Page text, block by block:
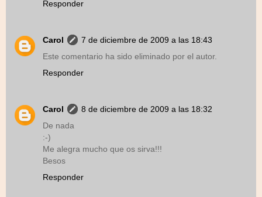
Responder
Carol
7 de diciembre de 2009 a las 18:43
Este comentario ha sido eliminado por el autor.
Responder
Carol
8 de diciembre de 2009 a las 18:32
De nada
:-)
Me alegra mucho que os sirva!!!
Besos
Responder